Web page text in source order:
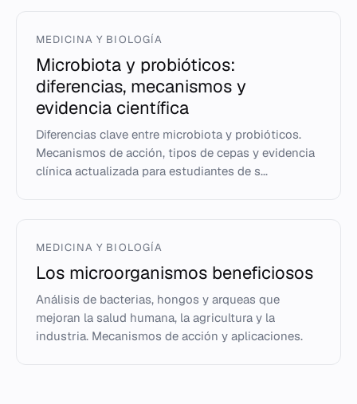
MEDICINA Y BIOLOGÍA
Microbiota y probióticos:
diferencias, mecanismos y
evidencia científica
Diferencias clave entre microbiota y probióticos.
Mecanismos de acción, tipos de cepas y evidencia
clínica actualizada para estudiantes de s...
MEDICINA Y BIOLOGÍA
Los microorganismos beneficiosos
Análisis de bacterias, hongos y arqueas que
mejoran la salud humana, la agricultura y la
industria. Mecanismos de acción y aplicaciones.